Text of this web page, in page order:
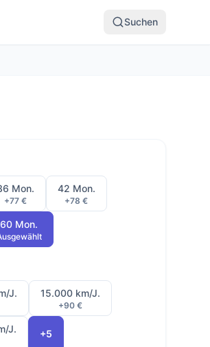
Suchen
Mon.
+77 €
42 Mon.
+78 €
60 Mon.
J. 15.000 km/J.
+90 €
J. +5